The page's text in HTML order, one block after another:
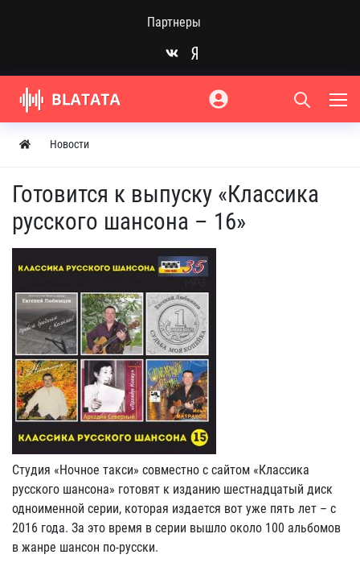
Партнеры
Новости
Готовится к выпуску «Классика
русского шансона – 16»
Студия «Ночное такси» совместно с сайтом «Классика
русского шансона» готовят к изданию шестнадцатый диск
одноименной серии, которая издается вот уже пять лет – с
2016 года. За это время в серии вышло около 100 альбомов
в жанре шансон по-русски.